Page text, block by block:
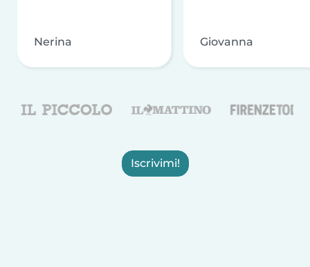
Nerina Giovanna
Iscrivimi!